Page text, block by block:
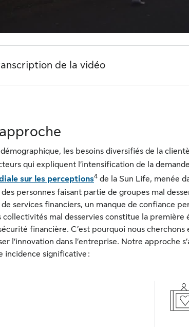
de la vidéo
démographique, les besoins diversifiés de la
qui expliquent l’intensification de la
sur les perceptions4 de la Sun Life, menée
des personnes faisant partie de groupes mal
services financiers, un manque de confiance
collectivités mal desservies constitue la première
financière. C’est pourquoi nous
l’innovation dans l’entreprise. Notre approche
incidence significative :